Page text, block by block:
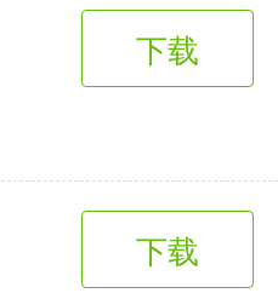
下载
下载